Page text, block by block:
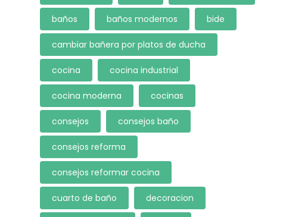
baños baños modernos bide
cambiar bañera por platos de ducha
cocina cocina industrial
cocina moderna cocinas
consejos consejos baño
consejos reforma
consejos reformar cocina
cuarto de baño decoracion